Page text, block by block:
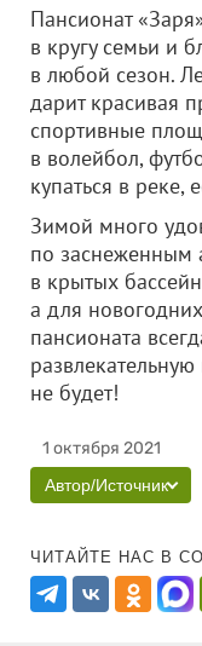
Пансионат
в кругу семьи и
в любой сезон.
дарит красивая
спортивные
в волейбол,
купаться в реке,
Зимой много
по заснеженным
в крытых
а для
пансионата
не будет!
1 октября 2021
Автор/Источник
ЧИТАЙТЕ НАС В